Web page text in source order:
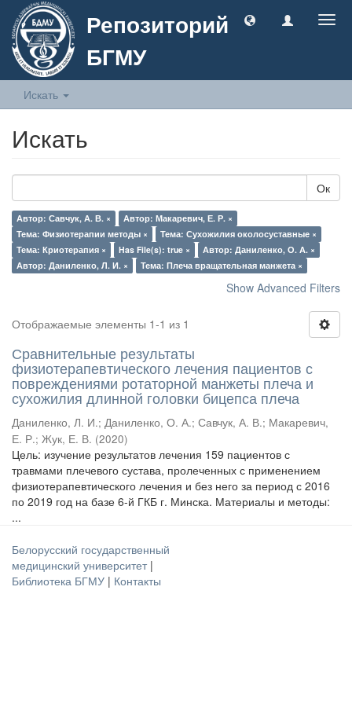
Репозиторий
БГМУ
Искать
Искать
Ок
Автор: Савчук, А. В. ×
Автор: Макаревич, Е. Р. ×
Тема: Физиотерапии методы ×
Тема: Сухожилия околосуставные ×
Тема: Криотерапия ×
Has File(s): true ×
Автор: Даниленко, О. А. ×
Автор: Даниленко, Л. И. ×
Тема: Плеча вращательная манжета ×
Show Advanced Filters
Отображаемые элементы 1-1 из 1
Сравнительные результаты
физиотерапевтического лечения пациентов с
повреждениями ротаторной манжеты плеча и
сухожилия длинной головки бицепса плеча
Даниленко, Л. И.; Даниленко, О. А.; Савчук, А. В.; Макаревич,
Е. Р.; Жук, Е. В. (2020)
Цель: изучение результатов лечения 159 пациентов с
травмами плечевого сустава, пролеченных с применением
физиотерапевтического лечения и без него за период с 2016
по 2019 год на базе 6-й ГКБ г. Минска. Материалы и методы:
...
Белорусский государственный
медицинский университет |
Библиотека БГМУ | Контакты